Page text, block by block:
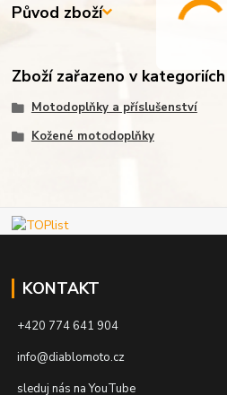
Původ zboží
Zboží zařazeno v kategoriích
Motodoplňky a příslušenství
Kožené motodoplňky
KONTAKT
+420 774 641 904
info@diablomoto.cz
sleduj nás na YouTube